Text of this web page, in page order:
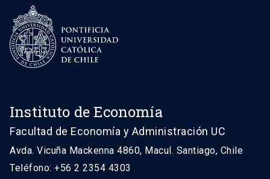
Instituto de Economía
Facultad de Economía y Administración UC
Avda. Vicuña Mackenna 4860, Macul. Santiago, Chile
Teléfono: +56 2 2354 4303